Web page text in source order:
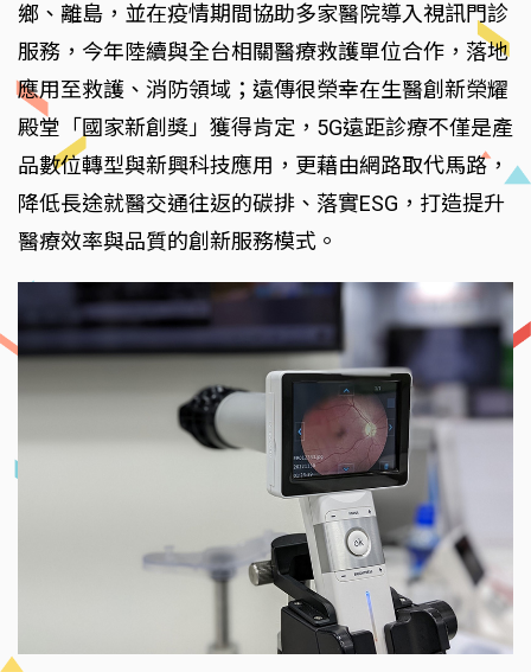
鄉、離島，並在疫情期間協助多家醫院導入視訊門診
服務，今年陸續與全台相關醫療救護單位合作，落地
應用至救護、消防領域；遠傳很榮幸在生醫創新榮耀
殿堂「國家新創獎」獲得肯定，5G遠距診療不僅是產
品數位轉型與新興科技應用，更藉由網路取代馬路，
降低長途就醫交通往返的碳排、落實ESG，打造提升
醫療效率與品質的創新服務模式。